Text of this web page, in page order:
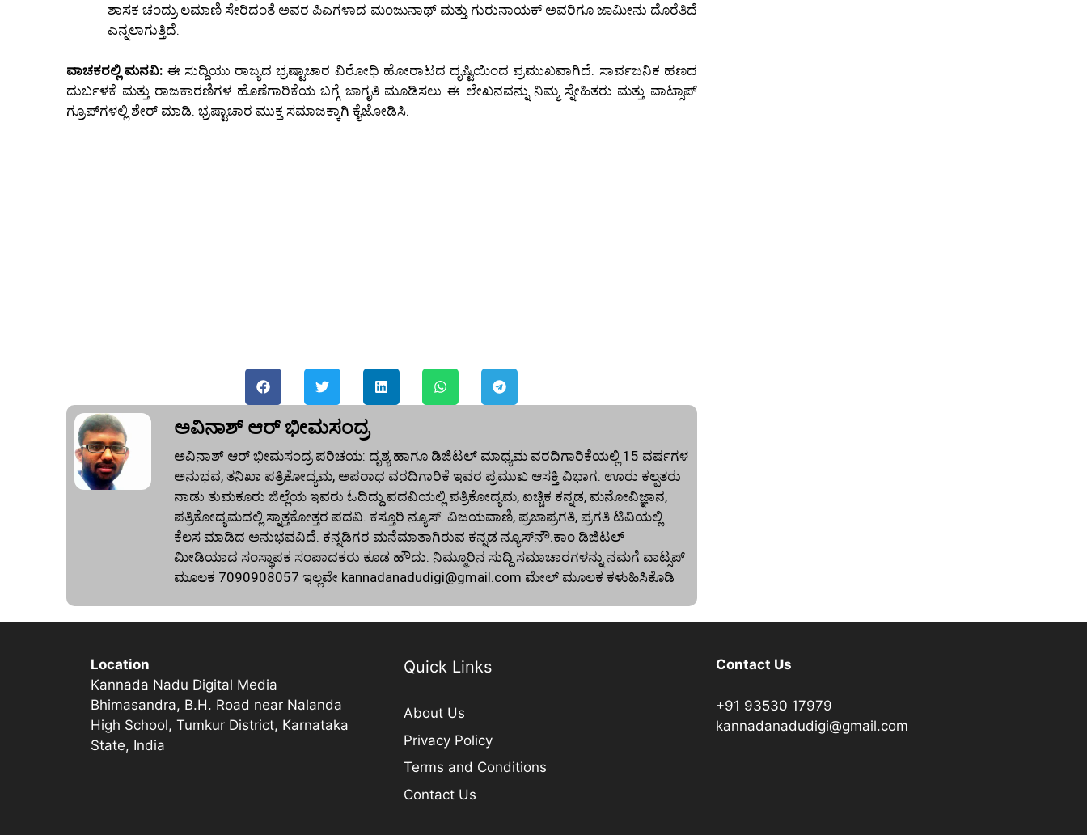
ಶಾಸಕ ಚಂದ್ರು ಲಮಾಣಿ ಸೇರಿದಂತೆ ಅವರ ಪಿಎಗಳಾದ ಮಂಜುನಾಥ್ ಮತ್ತು ಗುರುನಾಯಕ್ ಅವರಿಗೂ ಜಾಮೀನು ದೊರೆತಿದೆ
ಎನ್ನಲಾಗುತ್ತಿದೆ.
ವಾಚಕರಲ್ಲಿ ಮನವಿ: ಈ ಸುದ್ದಿಯು ರಾಜ್ಯದ ಭ್ರಷ್ಟಾಚಾರ ವಿರೋಧಿ ಹೋರಾಟದ ದೃಷ್ಟಿಯಿಂದ ಪ್ರಮುಖವಾಗಿದೆ. ಸಾರ್ವಜನಿಕ ಹಣದ
ದುರ್ಬಳಕೆ ಮತ್ತು ರಾಜಕಾರಣಿಗಳ ಹೊಣೆಗಾರಿಕೆಯ ಬಗ್ಗೆ ಜಾಗೃತಿ ಮೂಡಿಸಲು ಈ ಲೇಖನವನ್ನು ನಿಮ್ಮ ಸ್ನೇಹಿತರು ಮತ್ತು ವಾಟ್ಸಾಪ್
ಗ್ರೂಪ್‌ಗಳಲ್ಲಿ ಶೇರ್ ಮಾಡಿ. ಭ್ರಷ್ಟಾಚಾರ ಮುಕ್ತ ಸಮಾಜಕ್ಕಾಗಿ ಕೈಜೋಡಿಸಿ.
ಅವಿನಾಶ್‌ ಆರ್‌ ಭೀಮಸಂದ್ರ
ಅವಿನಾಶ್‌ ಆರ್‌ ಭೀಮಸಂದ್ರ ಪರಿಚಯ: ದೃಶ್ಯ ಹಾಗೂ ಡಿಜಿಟಲ್ ಮಾಧ್ಯಮ ವರದಿಗಾರಿಕೆಯಲ್ಲಿ 15 ವರ್ಷಗಳ
ಅನುಭವ, ತನಿಖಾ ಪತ್ರಿಕೋದ್ಯಮ, ಅಪರಾಧ ವರದಿಗಾರಿಕೆ ಇವರ ಪ್ರಮುಖ ಆಸಕ್ತಿ ವಿಭಾಗ. ಊರು ಕಲ್ಪತರು
ನಾಡು ತುಮಕೂರು ಜಿಲ್ಲೆಯ ಇವರು ಓದಿದ್ದು ಪದವಿಯಲ್ಲಿ ಪತ್ರಿಕೋದ್ಯಮ, ಐಚ್ಚಿಕ ಕನ್ನಡ, ಮನೋವಿಜ್ಞಾನ,
ಪತ್ರಿಕೋದ್ಯಮದಲ್ಲಿ ಸ್ನಾತ್ತಕೋತ್ತರ ಪದವಿ. ಕಸ್ತೂರಿ ನ್ಯೂಸ್‌. ವಿಜಯವಾಣಿ, ಪ್ರಜಾಪ್ರಗತಿ, ಪ್ರಗತಿ ಟಿವಿಯಲ್ಲಿ
ಕೆಲಸ ಮಾಡಿದ ಅನುಭವವಿದೆ. ಕನ್ನಡಿಗರ ಮನೆಮಾತಾಗಿರುವ ಕನ್ನಡ ನ್ಯೂಸ್‌ನೌ.ಕಾಂ ಡಿಜಿಟಲ್‌
ಮೀಡಿಯಾದ ಸಂಸ್ಥಾಪಕ ಸಂಪಾದಕರು ಕೂಡ ಹೌದು. ನಿಮ್ಮೂರಿನ ಸುದ್ದಿ ಸಮಾಚಾರಗಳನ್ನು ನಮಗೆ ವಾಟ್ಸಪ್‌
ಮೂಲಕ 7090908057 ಇಲ್ಲವೇ kannadanadudigi@gmail.com ಮೇಲ್‌ ಮೂಲಕ ಕಳುಹಿಸಿಕೊಡಿ
Location
Kannada Nadu Digital Media
Bhimasandra, B.H. Road near Nalanda
High School, Tumkur District, Karnataka
State, India
Quick Links
About Us
Privacy Policy
Terms and Conditions
Contact Us
Contact Us
+91 93530 17979
kannadanadudigi@gmail.com